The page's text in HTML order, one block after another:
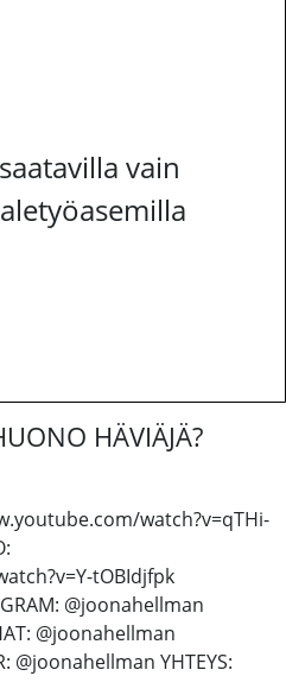
vain
HÄVIÄJÄ?
watch?v=qTHi-
tOBIdjfpk
@joonahellman
@joonahellman
@joonahellman YHTEYS: